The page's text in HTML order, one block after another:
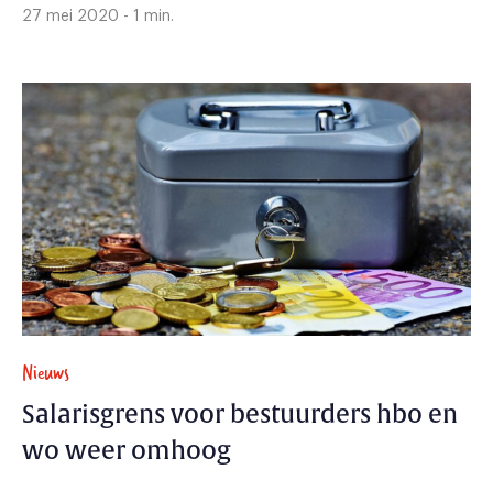
27 mei 2020 - 1 min.
Nieuws
Salarisgrens voor bestuurders hbo en
wo weer omhoog